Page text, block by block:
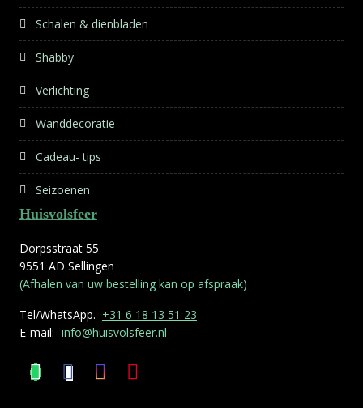
Schalen & dienbladen
Shabby
Verlichting
Wanddecoratie
Cadeau- tips
Seizoenen
Huisvolsfeer
Dorpsstraat 55
9551 AD Sellingen
(Afhalen van uw bestelling kan op afspraak)
Tel/WhatsApp. +31 6 18 13 51 23
E-mail: info@huisvolsfeer.nl